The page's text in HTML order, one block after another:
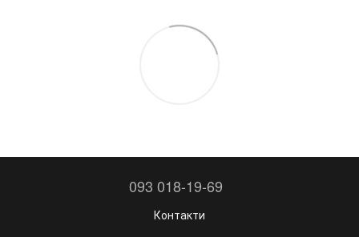
093 018-19-69
Контакти